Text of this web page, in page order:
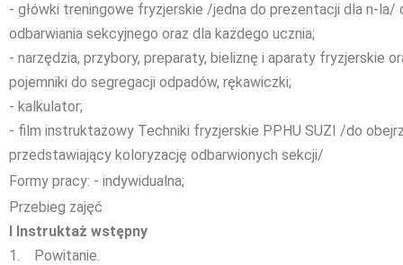
- główki treningowe fryzjerskie /jedna do prezentacji dla n-
odbarwiania sekcyjnego oraz dla każdego ucznia;
- narzędzia, przybory, preparaty, bieliznę i aparaty fryzjerskie
pojemniki do segregacji odpadów, rękawiczki;
- kalkulator;
- film instruktażowy Techniki fryzjerskie PPHU SUZI /do
przedstawiający koloryzację odbarwionych sekcji/
Formy pracy: - indywidualna;
Przebieg zajęć
I Instruktaż wstępny
1. Powitanie.